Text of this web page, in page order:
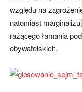
względu na
natomiast
rażącego łamania
obywatelskich.